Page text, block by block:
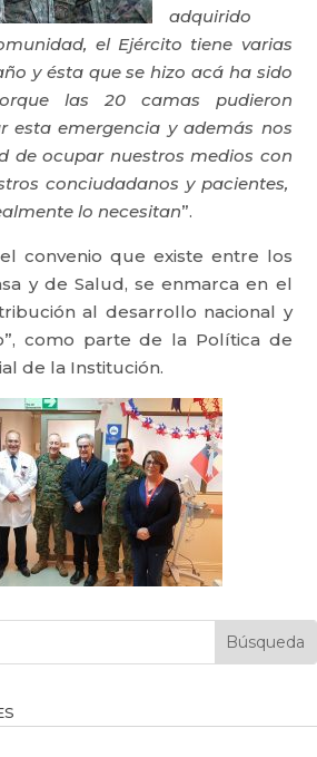
adquirido
el Ejército tiene varias
y ésta que se hizo acá ha sido
las 20 camas pudieron
esta emergencia y además nos
de ocupar nuestros medios con
conciudadanos y pacientes,
lo necesitan”.
convenio que existe entre los
y de Salud, se enmarca en el
al desarrollo nacional y
como parte de la Política de
de la Institución.